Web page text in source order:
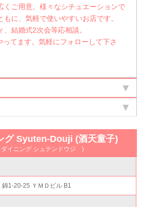
くご用意。様々なシチュエーションで
に、気軽で使いやすいお店です。
、結婚式2次会等応相談。
てます。気軽にフォローして下さ
グ Syuten-Douji (酒天童子)
ダイニング シュテンドウジ )
1-20-25 ＹＭＤビル B1